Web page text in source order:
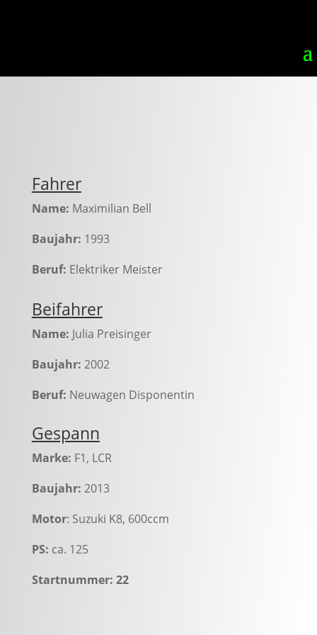
Fahrer
Name: Maximilian Bell
Baujahr: 1993
Beruf: Elektriker Meister
Beifahrer
Name: Julia Preisinger
Baujahr: 2002
Beruf: Neuwagen Disponentin
Gespann
Marke: F1, LCR
Baujahr: 2013
Motor: Suzuki K8, 600ccm
PS: ca. 125
Startnummer: 22